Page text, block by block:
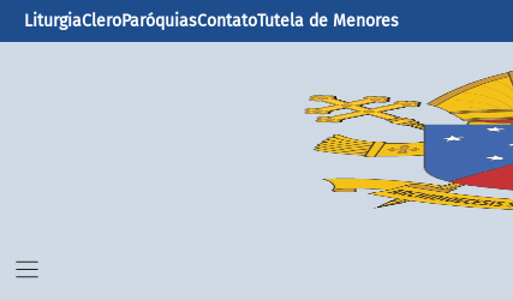
LiturgiaCleroParóquiasContatoTutela de Menores